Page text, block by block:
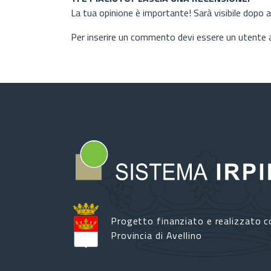
La tua opinione è importante! Sarà visibile dopo
Per inserire un commento devi essere un
Progetto finanziato e realizzato
Provincia di Avellino